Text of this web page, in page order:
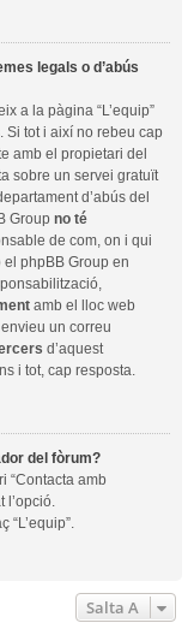
legals o d’abús
a la pàgina “L’equip”
Si tot i així no rebeu cap
amb el propietari del
sobre un servei gratuït
d’abús del
Group no té
de com, on i qui
phpBB Group en
amb el lloc web
un correu
d’aquest
i tot, cap resposta.
del fòrum?
“Contacta amb
l’opció.
Salta A